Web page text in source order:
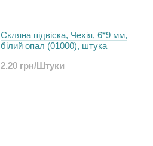
Скляна підвіска, Чехія, 6*9 мм,
білий опал (01000), штука
2.20 грн/Штуки